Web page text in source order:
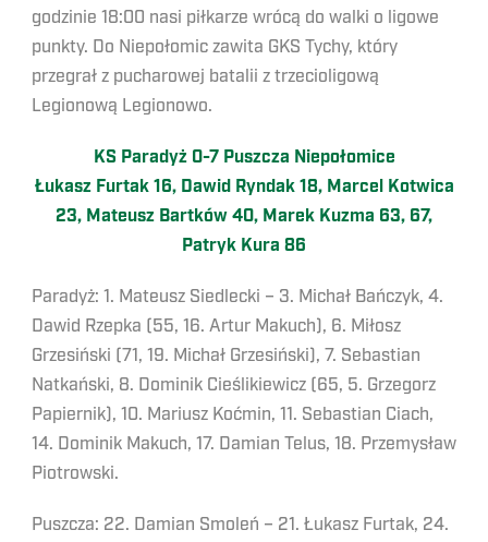
godzinie 18:00 nasi piłkarze wrócą do walki o ligowe
punkty. Do Niepołomic zawita GKS Tychy, który
przegrał z pucharowej batalii z trzecioligową
Legionową Legionowo.
KS Paradyż 0-7 Puszcza Niepołomice
Łukasz Furtak 16, Dawid Ryndak 18, Marcel Kotwica
23, Mateusz Bartków 40, Marek Kuzma 63, 67,
Patryk Kura 86
Paradyż: 1. Mateusz Siedlecki – 3. Michał Bańczyk, 4.
Dawid Rzepka (55, 16. Artur Makuch), 6. Miłosz
Grzesiński (71, 19. Michał Grzesiński), 7. Sebastian
Natkański, 8. Dominik Cieślikiewicz (65, 5. Grzegorz
Papiernik), 10. Mariusz Koćmin, 11. Sebastian Ciach,
14. Dominik Makuch, 17. Damian Telus, 18. Przemysław
Piotrowski.
Puszcza: 22. Damian Smoleń – 21. Łukasz Furtak, 24.